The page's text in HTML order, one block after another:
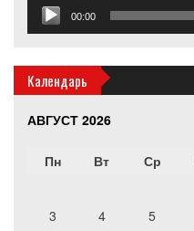
00:00
Календарь
АВГУСТ 2026
Пн Вт Ср
3
4 5